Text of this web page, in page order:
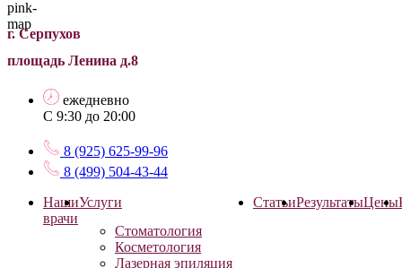
г. Серпухов
площадь Ленина д.8
ежедневно
С 9:30 до 20:00
8 (925) 625-99-96
8 (499) 504-43-44
Наши
врачи
Услуги
Стоматология
Косметология
Лазерная эпиляция
СтатьиРезультатыЦены